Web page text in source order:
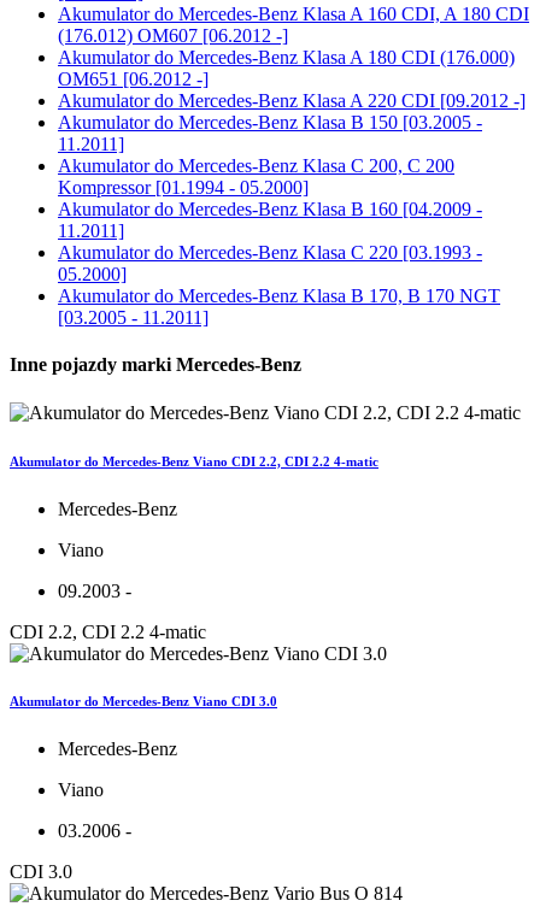
Akumulator do Mercedes-Benz Klasa A 160 CDI, A 180 CDI
(176.012) OM607 [06.2012 -]
Akumulator do Mercedes-Benz Klasa A 180 CDI (176.000)
OM651 [06.2012 -]
Akumulator do Mercedes-Benz Klasa A 220 CDI [09.2012 -]
Akumulator do Mercedes-Benz Klasa B 150 [03.2005 -
11.2011]
Akumulator do Mercedes-Benz Klasa C 200, C 200
Kompressor [01.1994 - 05.2000]
Akumulator do Mercedes-Benz Klasa B 160 [04.2009 -
11.2011]
Akumulator do Mercedes-Benz Klasa C 220 [03.1993 -
05.2000]
Akumulator do Mercedes-Benz Klasa B 170, B 170 NGT
[03.2005 - 11.2011]
Inne pojazdy marki Mercedes-Benz
Akumulator do Mercedes-Benz Viano CDI 2.2, CDI 2.2 4-matic
Mercedes-Benz
Viano
09.2003 -
CDI 2.2, CDI 2.2 4-matic
Akumulator do Mercedes-Benz Viano CDI 3.0
Mercedes-Benz
Viano
03.2006 -
CDI 3.0